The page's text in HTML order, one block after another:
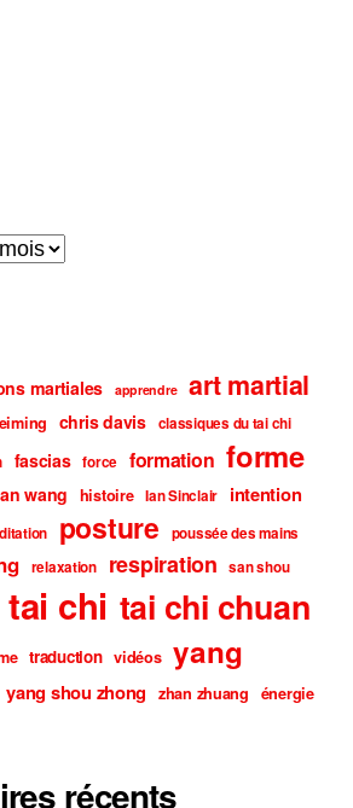
martiales apprendre art martial
chris davis classiques du tai chi
fascias force formation forme
wang histoire Ian Sinclair
intention
posture poussée des mains
relaxation respiration san shou
tai chi tai chi chuan
traduction vidéos yang
yang shou zhong zhan zhuang énergie
récents